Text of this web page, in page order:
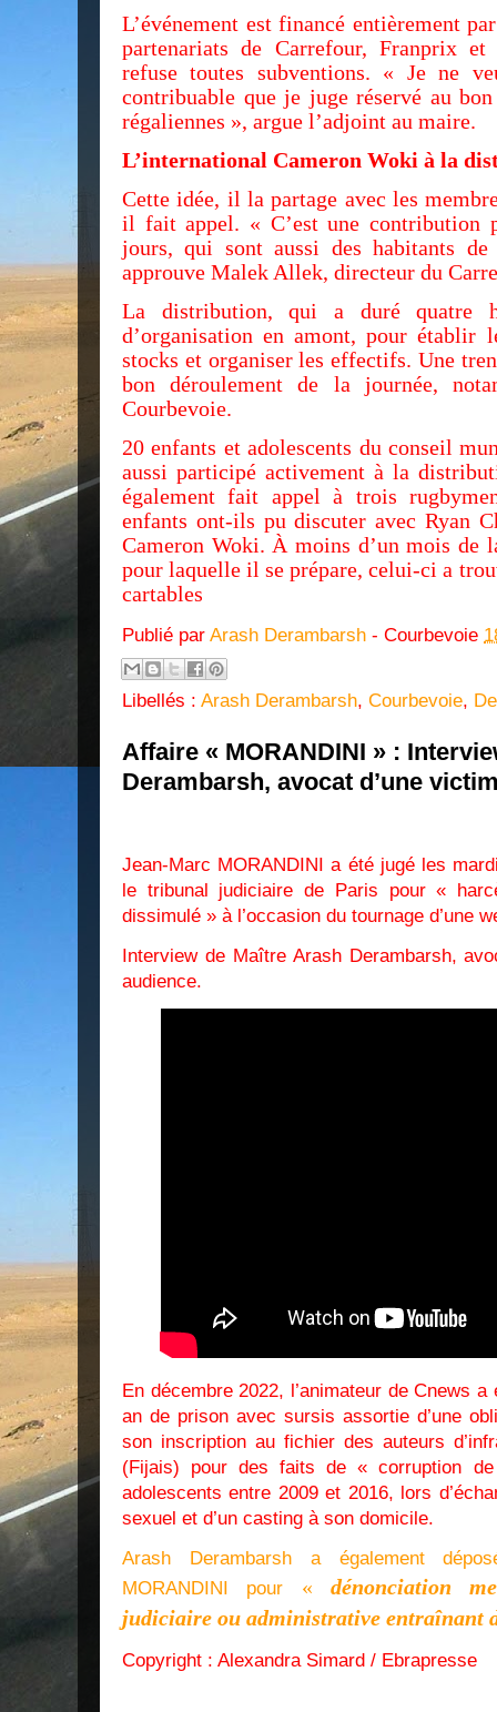
L’événement est financé entièrement
partenariats de Carrefour, Franprix et
refuse toutes subventions. « Je ne
contribuable que je juge réservé au
régaliennes », argue l’adjoint au maire.
L’international Cameron Woki à la
Cette idée, il la partage avec les
il fait appel. « C’est une contribution
jours, qui sont aussi des habitants
approuve Malek Allek, directeur du
La distribution, qui a duré quatre
d’organisation en amont, pour établir
stocks et organiser les effectifs. Une
bon déroulement de la journée,
Courbevoie.
20 enfants et adolescents du conseil
aussi participé activement à la
également fait appel à trois
enfants ont-ils pu discuter avec Ryan
Cameron Woki. À moins d’un mois de
pour laquelle il se prépare, celui-ci a
cartables
Publié par Arash Derambarsh - Courbevoie
Libellés : Arash Derambarsh, Courbevoie,
Affaire « MORANDINI » :
Derambarsh, avocat d’une
Jean-Marc MORANDINI a été jugé les
le tribunal judiciaire de Paris pour «
dissimulé » à l’occasion du tournage d’une
Interview de Maître Arash Derambarsh,
audience.
En décembre 2022, l’animateur de Cnews a
an de prison avec sursis assortie d’une
son inscription au fichier des auteurs
(Fijais) pour des faits de « corruption
adolescents entre 2009 et 2016, lors
sexuel et d’un casting à son domicile.
Arash Derambarsh a également
MORANDINI pour « dénonciation
judiciaire ou administrative entraînant
Copyright : Alexandra Simard / Ebrapresse